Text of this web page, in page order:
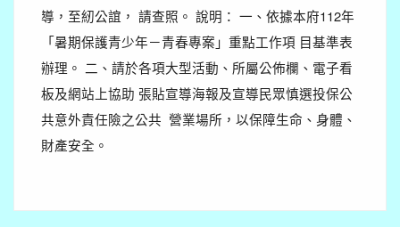
導，至紉公誼， 請查照。 說明： 一、依據本府112年
「暑期保護青少年－青春專案」重點工作項 目基準表
辦理。 二、請於各項大型活動、所屬公佈欄、電子看
板及網站上協助 張貼宣導海報及宣導民眾慎選投保公
共意外責任險之公共 營業場所，以保障生命、身體、
財產安全。